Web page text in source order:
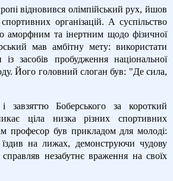
відновився олімпійський рух, йшов
організацій. А суспільство
аморфним та інертним щодо фізичної
мав амбітну мету: використати
засобів пробудження національної
Його головний слоган був: "Де сила,
завзяттю Боберського за короткий
ціла низка різних спортивних
професор був прикладом для молоді:
на лижах, демонструючи чудову
справляв незабутнє враження на своїх